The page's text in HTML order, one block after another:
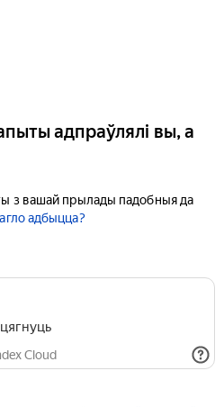
адпраўлялі вы, а
з вашай прылады падобныя да
адбыцца?
Cloud